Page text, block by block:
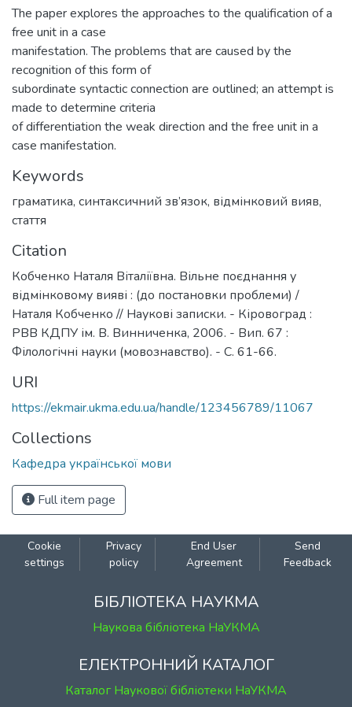
The paper explores the approaches to the qualification of a
free unit in a case
manifestation. The problems that are caused by the
recognition of this form of
subordinate syntactic connection are outlined; an attempt is
made to determine criteria
of differentiation the weak direction and the free unit in a
case manifestation.
Keywords
граматика, синтаксичний зв’язок, відмінковий вияв,
стаття
Citation
Кобченко Наталя Віталіївна. Вільне поєднання у
відмінковому вияві : (до постановки проблеми) /
Наталя Кобченко // Наукові записки. - Кіровоград :
РВВ КДПУ ім. В. Винниченка, 2006. - Вип. 67 :
Філологічні науки (мовознавство). - С. 61-66.
URI
https://ekmair.ukma.edu.ua/handle/123456789/11067
Collections
Кафедра української мови
Full item page
Cookie
settings
Privacy
policy
End User
Agreement
Send
Feedback
БІБЛІОТЕКА НАУКМА
Наукова бібліотека НаУКМА
ЕЛЕКТРОННИЙ КАТАЛОГ
Каталог Наукової бібліотеки НаУКМА